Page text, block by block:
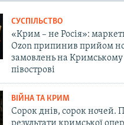
СУСПІЛЬСТВО
«Крим – не Росія»:
Ozon припинив прийом
замовлень на Кримському
півострові
ВІЙНА ТА КРИМ
Сорок днів, сорок ночей.
результати кримської